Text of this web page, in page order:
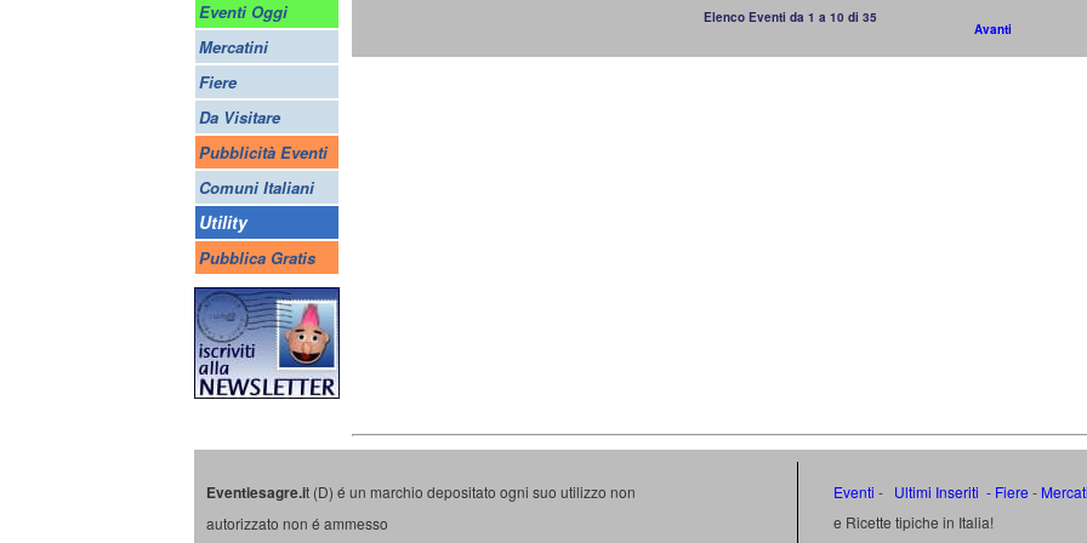
Eventi Oggi
Mercatini
Fiere
Da Visitare
Pubblicità Eventi
Comuni Italiani
Utility
Pubblica Gratis
Elenco Eventi da 1 a 10 di 35
Avanti
Eventiesagre.it (D) é un marchio depositato ogni suo utilizzo non
autorizzato non é ammesso
Eventi - Ultimi Inseriti - Fiere -
e Ricette tipiche in Italia!